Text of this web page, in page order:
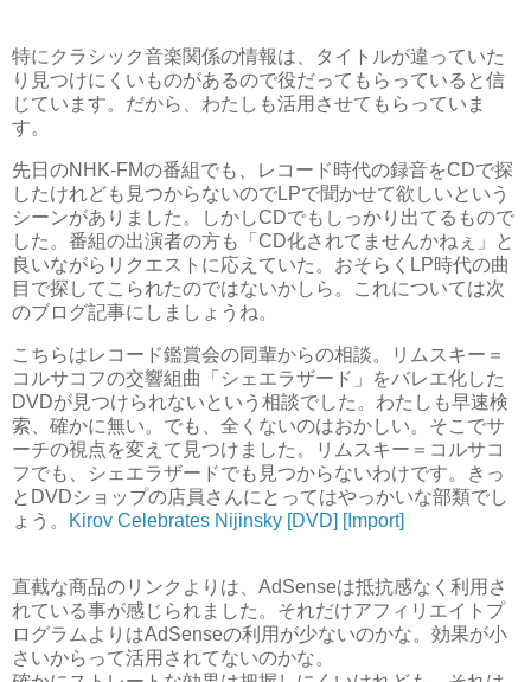
特にクラシック音楽関係の情報は、タイトルが違っていた
り見つけにくいものがあるので役だってもらっていると信
じています。だから、わたしも活用させてもらっていま
す。
先日のNHK-FMの番組でも、レコード時代の録音をCDで探
したけれども見つからないのでLPで聞かせて欲しいという
シーンがありました。しかしCDでもしっかり出てるもので
した。番組の出演者の方も「CD化されてませんかねぇ」と
良いながらリクエストに応えていた。おそらくLP時代の曲
目で探してこられたのではないかしら。これについては次
のブログ記事にしましょうね。
こちらはレコード鑑賞会の同輩からの相談。リムスキー＝
コルサコフの交響組曲「シェエラザード」をバレエ化した
DVDが見つけられないという相談でした。わたしも早速検
索、確かに無い。でも、全くないのはおかしい。そこでサ
ーチの視点を変えて見つけました。リムスキー＝コルサコ
フでも、シェエラザードでも見つからないわけです。きっ
とDVDショップの店員さんにとってはやっかいな部類でし
ょう。
Kirov Celebrates Nijinsky [DVD] [Import]
直截な商品のリンクよりは、AdSenseは抵抗感なく利用さ
れている事が感じられました。それだけアフィリエイトプ
ログラムよりはAdSenseの利用が少ないのかな。効果が小
さいからって活用されてないのかな。